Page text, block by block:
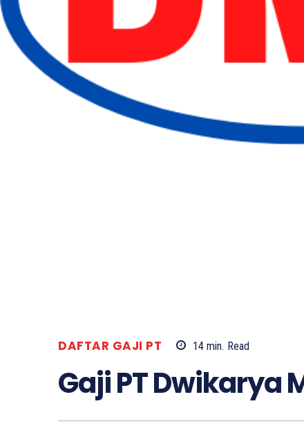
DAFTAR GAJI PT 14 min. Read
Gaji PT Dwikarya